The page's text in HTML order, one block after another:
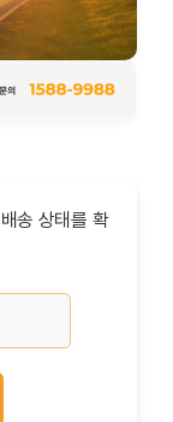
송 상태를 확